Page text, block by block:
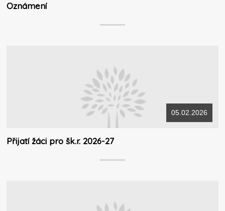
Oznámení
05.02.2026
Přijatí žáci pro šk.r. 2026-27